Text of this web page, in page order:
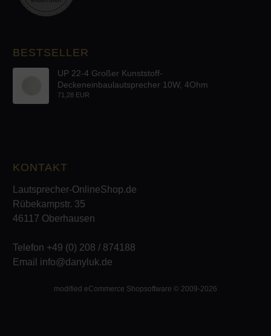
BESTSELLER
UP 22-4 Großer Kunststoff-
Deckeneinbaulautsprecher 10W, 4Ohm
71,28 EUR
KONTAKT
Lautsprecher-OnlineShop.de
Rübekampstr. 35
46117 Oberhausen
Telefon +49 (0) 208 / 874188
Email info@danyluk.de
modified eCommerce Shopsoftware © 2009-2026